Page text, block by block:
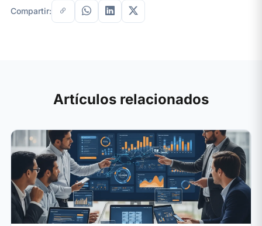
Compartir:
Artículos relacionados